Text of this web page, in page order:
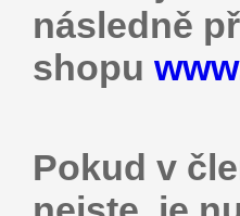
následně
shopu
Pokud v